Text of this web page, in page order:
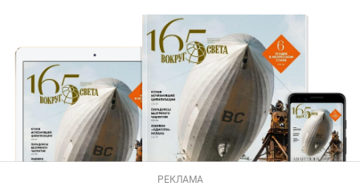
РЕКЛАМА